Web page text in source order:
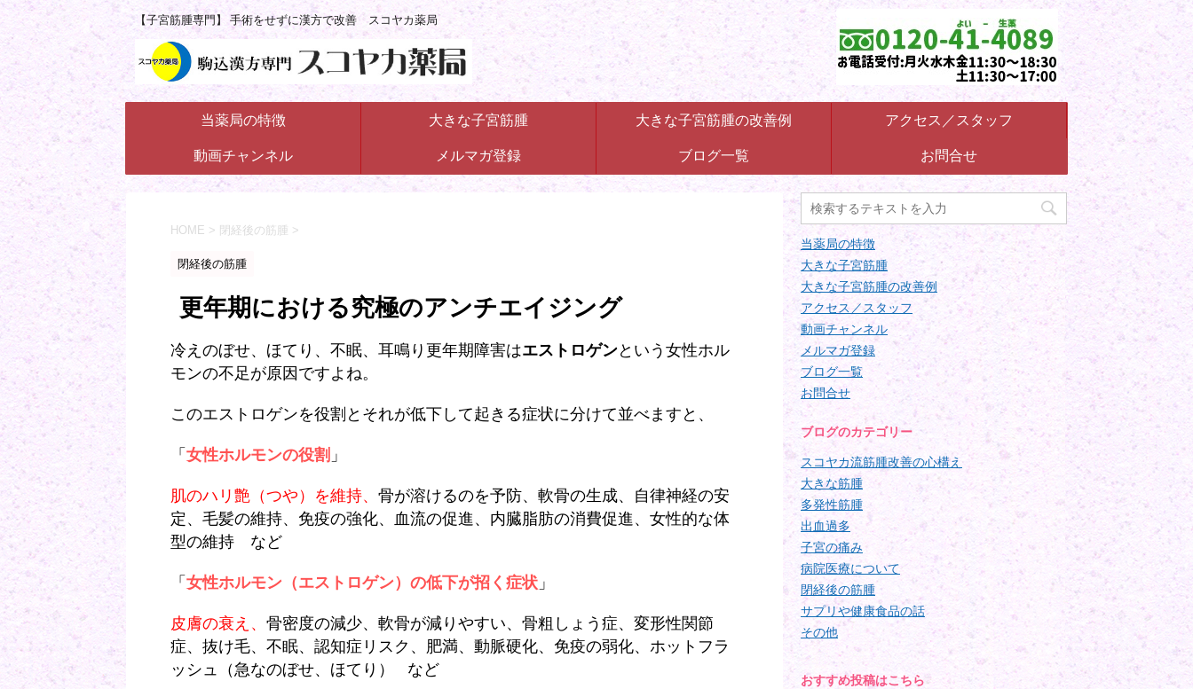
【子宮筋腫専門】 手術をせずに漢方で改善 スコヤカ薬局
当薬局の特徴 大きな子宮筋腫 大きな子宮筋腫の改善例 アクセス／スタッフ
動画チャンネル メルマガ登録 ブログ一覧 お問合せ
HOME > 閉経後の筋腫 >
閉経後の筋腫
更年期における究極のアンチエイジング
冷えのぼせ、ほてり、不眠、耳鳴り更年期障害はエストロゲンという女性ホル
モンの不足が原因ですよね。
このエストロゲンを役割とそれが低下して起きる症状に分けて並べますと、
「 女性ホルモンの役割 」
肌のハリ艶（つや）を維持、 骨が溶けるのを予防、軟骨の生成、自律神経の安
定、毛髪の維持、免疫の強化、血流の促進、内臓脂肪の消費促進、女性的な体
型の維持 など
「 女性ホルモン（エストロゲン）の低下が招く症状 」
皮膚の衰え、 骨密度の減少、軟骨が減りやすい、骨粗しょう症、変形性関節
症、抜け毛、不眠、認知症リスク、肥満、動脈硬化、免疫の弱化、ホットフラ
ッシュ（急なのぼせ、ほてり） など
当薬局の特徴
大きな子宮筋腫
大きな子宮筋腫の改善例
アクセス／スタッフ
動画チャンネル
メルマガ登録
ブログ一覧
お問合せ
ブログのカテゴリー
スコヤカ流筋腫改善の心構え
大きな筋腫
多発性筋腫
出血過多
子宮の痛み
病院医療について
閉経後の筋腫
サプリや健康食品の話
その他
おすすめ投稿はこちら